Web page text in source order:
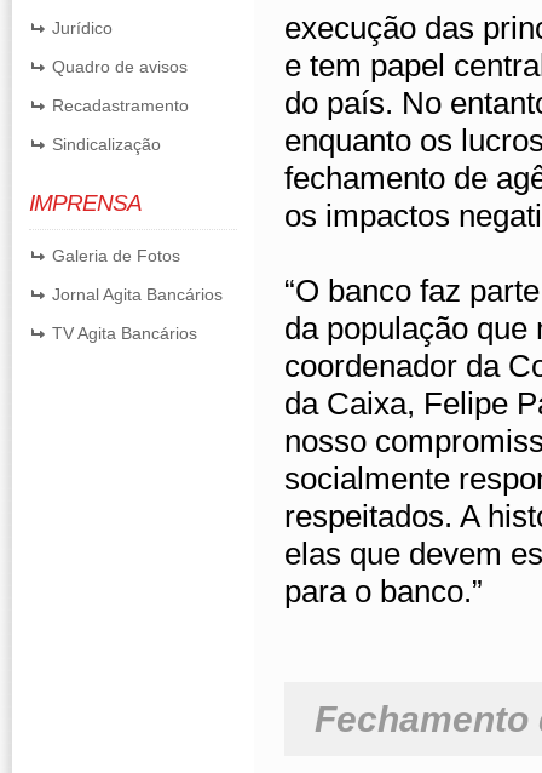
Jurídico
Quadro de avisos
Recadastramento
Sindicalização
IMPRENSA
Galeria de Fotos
Jornal Agita Bancários
TV Agita Bancários
execução das
e tem papel
do país. No
enquanto os
fechamento de
os impactos
“O banco faz
da população que
coordenador da
da Caixa, Felipe
nosso
socialmente
respeitados. A
elas que devem
para o banco.”